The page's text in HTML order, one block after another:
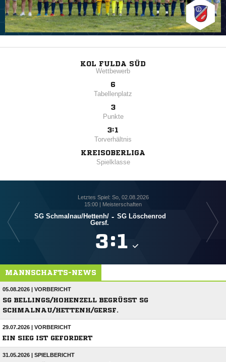
KOL FULDA SÜD
Wettbewerb
6
Tabellenplatz
3
Punkte
3:1
Torverhältnis
KREISOBERLIGA
Spielklasse
Letztes Spiel: So, 02.08.2026
15:00 | Meisterschaften
SG Schmalnau/​Hettenh/​
Gersf.
- SG Löschenrod
:
MANNSCHAFTS-NEWS
05.08.2026 | VORBERICHT
SG BELLINGS/HOHENZELL BEGRÜSST SG S
CHMALNAU/HETTENH/GERSF.
29.07.2026 | VORBERICHT
EIN SIEG IST GEFORDERT
31.05.2026 | SPIELBERICHT